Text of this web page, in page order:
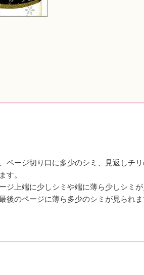
ページ切り口に多少のシミ、見返しチ
す。
ジ上端に少しシミや端に薄ら少しシミ
後のページに薄ら多少のシミが見られ